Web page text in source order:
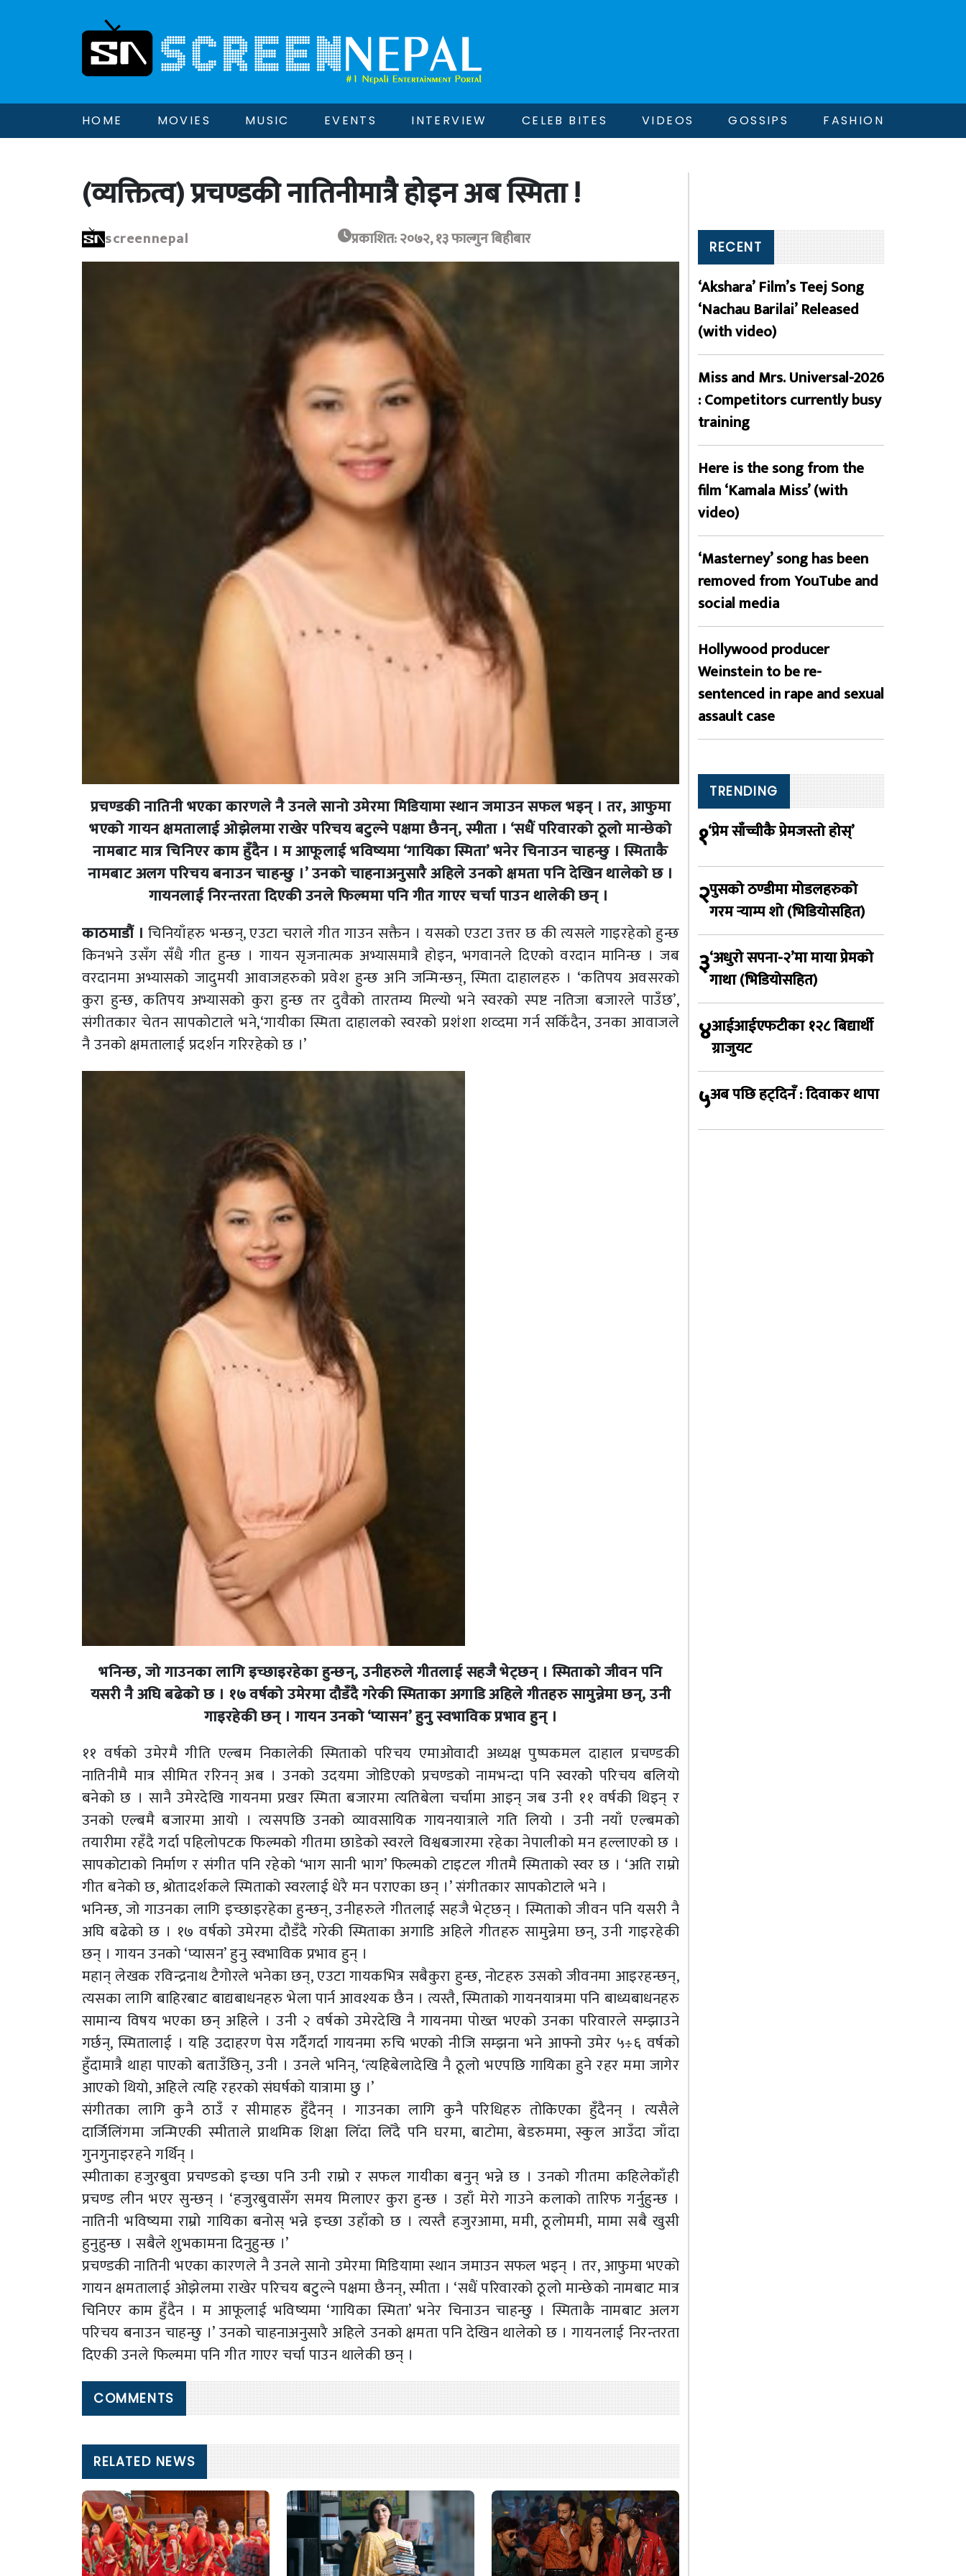
HOME MOVIES MUSIC EVENTS INTERVIEW CELEB BITES VIDEOS GOSSIPS FASHION
(व्यक्तित्व) प्रचण्डकी नातिनीमात्रै होइन अब स्मिता !
screennepal प्रकाशित: २०७२, १३ फाल्गुन बिहीबार
प्रचण्डकी नातिनी भएका कारणले नै उनले सानो उमेरमा मिडियामा स्थान जमाउन सफल भइन् । तर, आफुमा
भएको गायन क्षमतालाई ओझेलमा राखेर परिचय बटुल्ने पक्षमा छैनन्, स्मीता । ‘सधैं परिवारको ठूलो मान्छेको
नामबाट मात्र चिनिएर काम हुँदैन । म आफूलाई भविष्यमा ‘गायिका स्मिता’ भनेर चिनाउन चाहन्छु । स्मिताकै
नामबाट अलग परिचय बनाउन चाहन्छु ।’ उनको चाहनाअनुसारै अहिले उनको क्षमता पनि देखिन थालेको छ ।
गायनलाई निरन्तरता दिएकी उनले फिल्ममा पनि गीत गाएर चर्चा पाउन थालेकी छन् ।
काठमाडौं । चिनियाँहरु भन्छन्, एउटा चराले गीत गाउन सक्तैन । यसको एउटा उत्तर छ की त्यसले गाइरहेको हुन्छ
किनभने उसँग सँधै गीत हुन्छ । गायन सृजनात्मक अभ्यासमात्रै होइन, भगवानले दिएको वरदान मानिन्छ । जब
वरदानमा अभ्यासको जादुमयी आवाजहरुको प्रवेश हुन्छ अनि जन्मिन्छन्, स्मिता दाहालहरु । ‘कतिपय अवसरको
कुरा हुन्छ, कतिपय अभ्यासको कुरा हुन्छ तर दुवैको तारतम्य मिल्यो भने स्वरको स्पष्ट नतिजा बजारले पाउँछ’,
संगीतकार चेतन सापकोटाले भने,‘गायीका स्मिता दाहालको स्वरको प्रशंशा शव्दमा गर्न सकिँदैन, उनका आवाजले
नै उनको क्षमतालाई प्रदर्शन गरिरहेको छ ।’
भनिन्छ, जो गाउनका लागि इच्छाइरहेका हुन्छन्, उनीहरुले गीतलाई सहजै भेट्छन् । स्मिताको जीवन पनि
यसरी नै अघि बढेको छ । १७ वर्षको उमेरमा दौडँदै गरेकी स्मिताका अगाडि अहिले गीतहरु सामुन्नेमा छन्, उनी
गाइरहेकी छन् । गायन उनको ‘प्यासन’ हुनु स्वभाविक प्रभाव हुन् ।
११ वर्षको उमेरमै गीति एल्बम निकालेकी स्मिताको परिचय एमाओवादी अध्यक्ष पुष्पकमल दाहाल प्रचण्डकी
नातिनीमै मात्र सीमित ररिनन् अब । उनको उदयमा जोडिएको प्रचण्डको नामभन्दा पनि स्वरकोे परिचय बलियो
बनेको छ । सानै उमेरदेखि गायनमा प्रखर स्मिता बजारमा त्यतिबेला चर्चामा आइन् जब उनी ११ वर्षकी थिइन् र
उनको एल्बमै बजारमा आयो । त्यसपछि उनको व्यावसायिक गायनयात्राले गति लियो । उनी नयाँ एल्बमको
तयारीमा रहँदै गर्दा पहिलोपटक फिल्मको गीतमा छाडेको स्वरले विश्वबजारमा रहेका नेपालीको मन हल्लाएको छ ।
सापकोटाको निर्माण र संगीत पनि रहेको ‘भाग सानी भाग’ फिल्मको टाइटल गीतमै स्मिताको स्वर छ । ‘अति राम्रो
गीत बनेको छ, श्रोतादर्शकले स्मिताको स्वरलाई धेरै मन पराएका छन् ।’ संगीतकार सापकोटाले भने ।
भनिन्छ, जो गाउनका लागि इच्छाइरहेका हुन्छन्, उनीहरुले गीतलाई सहजै भेट्छन् । स्मिताको जीवन पनि यसरी नै
अघि बढेको छ । १७ वर्षको उमेरमा दौडँदै गरेकी स्मिताका अगाडि अहिले गीतहरु सामुन्नेमा छन्, उनी गाइरहेकी
छन् । गायन उनको ‘प्यासन’ हुनु स्वभाविक प्रभाव हुन् ।
महान् लेखक रविन्द्रनाथ टैगोरले भनेका छन्, एउटा गायकभित्र सबैकुरा हुन्छ, नोटहरु उसको जीवनमा आइरहन्छन्,
त्यसका लागि बाहिरबाट बाद्यबाधनहरु भेला पार्न आवश्यक छैन । त्यस्तै, स्मिताको गायनयात्रमा पनि बाध्यबाधनहरु
सामान्य विषय भएका छन् अहिले । उनी २ वर्षको उमेरदेखि नै गायनमा पोख्त भएको उनका परिवारले सम्झाउने
गर्छन्, स्मितालाई । यहि उदाहरण पेस गर्दैगर्दा गायनमा रुचि भएको नीजि सम्झना भने आफ्नो उमेर ५÷६ वर्षको
हुँदामात्रै थाहा पाएको बताउँछिन्, उनी । उनले भनिन्, ‘त्यहिबेलादेखि नै ठूलो भएपछि गायिका हुने रहर ममा जागेर
आएको थियो, अहिले त्यहि रहरको संघर्षको यात्रामा छु ।’
संगीतका लागि कुनै ठाउँ र सीमाहरु हुँदैनन् । गाउनका लागि कुनै परिधिहरु तोकिएका हुँदैनन् । त्यसैले
दार्जिलिंगमा जन्मिएकी स्मीताले प्राथमिक शिक्षा लिँदा लिँदै पनि घरमा, बाटोमा, बेडरुममा, स्कुल आउँदा जाँदा
गुनगुनाइरहने गर्थिन् ।
स्मीताका हजुरबुवा प्रचण्डको इच्छा पनि उनी राम्रो र सफल गायीका बनुन् भन्ने छ । उनको गीतमा कहिलेकाँही
प्रचण्ड लीन भएर सुन्छन् । ‘हजुरबुवासँग समय मिलाएर कुरा हुन्छ । उहाँ मेरो गाउने कलाको तारिफ गर्नुहुन्छ ।
नातिनी भविष्यमा राम्रो गायिका बनोस् भन्ने इच्छा उहाँको छ । त्यस्तै हजुरआमा, ममी, ठूलोममी, मामा सबै खुसी
हुनुहुन्छ । सबैले शुभकामना दिनुहुन्छ ।’
प्रचण्डकी नातिनी भएका कारणले नै उनले सानो उमेरमा मिडियामा स्थान जमाउन सफल भइन् । तर, आफुमा भएको
गायन क्षमतालाई ओझेलमा राखेर परिचय बटुल्ने पक्षमा छैनन्, स्मीता । ‘सधैं परिवारको ठूलो मान्छेको नामबाट मात्र
चिनिएर काम हुँदैन । म आफूलाई भविष्यमा ‘गायिका स्मिता’ भनेर चिनाउन चाहन्छु । स्मिताकै नामबाट अलग
परिचय बनाउन चाहन्छु ।’ उनको चाहनाअनुसारै अहिले उनको क्षमता पनि देखिन थालेको छ । गायनलाई निरन्तरता
दिएकी उनले फिल्ममा पनि गीत गाएर चर्चा पाउन थालेकी छन् ।
COMMENTS
RELATED NEWS
RECENT
‘Akshara’ Film’s Teej Song
‘Nachau Barilai’ Released
(with video)
Miss and Mrs. Universal-2026
: Competitors currently busy
training
Here is the song from the
film ‘Kamala Miss’ (with
video)
‘Masterney’ song has been
removed from YouTube and
social media
Hollywood producer
Weinstein to be re-
sentenced in rape and sexual
assault case
TRENDING
१‘प्रेम साँच्चीकै प्रेमजस्तो होस्’
२पुसको ठण्डीमा मोडलहरुको
गरम र्‍याम्प शो (भिडियोसहित)
३‘अधुरो सपना-२’मा माया प्रेमको
गाथा (भिडियोसहित)
४आईआईएफटीका १२८ बिद्यार्थी
ग्राजुयट
५अब पछि हट्दिनँ : दिवाकर थापा